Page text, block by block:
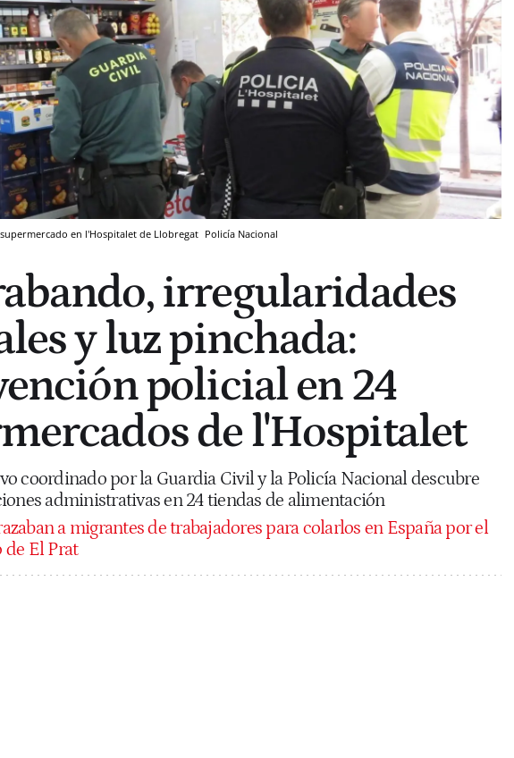
en l'Hospitalet de Llobregat Policía Nacional
irregularidades
y luz pinchada:
policial en 24
de l'Hospitalet
coordinado por la Guardia Civil y la Policía Nacional descubre
administrativas en 24 tiendas de alimentación
a migrantes de trabajadores para colarlos en España por el
de El Prat